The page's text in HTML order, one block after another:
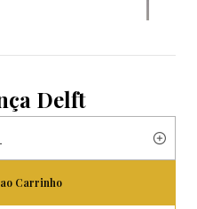
Delft
Carrinho